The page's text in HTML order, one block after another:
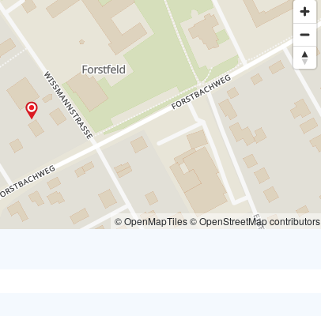
© OpenMapTiles © OpenStreetMap contributors